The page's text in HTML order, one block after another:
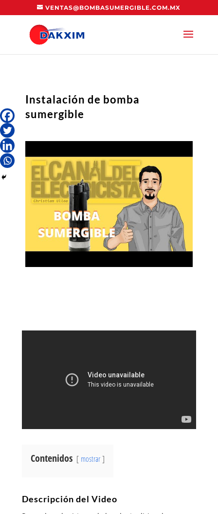
VENTAS@BOMBASUMERGIBLE.COM.MX
Instalación de bomba
sumergible
Contenidos mostrar
Descripción del Video